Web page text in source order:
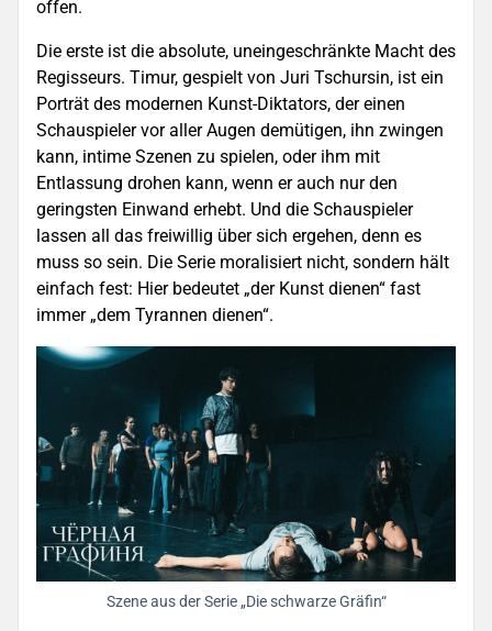
offen.
Die erste ist die absolute, uneingeschränkte Macht des
Regisseurs. Timur, gespielt von Juri Tschursin, ist ein
Porträt des modernen Kunst-Diktators, der einen
Schauspieler vor aller Augen demütigen, ihn zwingen
kann, intime Szenen zu spielen, oder ihm mit
Entlassung drohen kann, wenn er auch nur den
geringsten Einwand erhebt. Und die Schauspieler
lassen all das freiwillig über sich ergehen, denn es
muss so sein. Die Serie moralisiert nicht, sondern hält
einfach fest: Hier bedeutet „der Kunst dienen“ fast
immer „dem Tyrannen dienen“.
Szene aus der Serie „Die schwarze Gräfin“